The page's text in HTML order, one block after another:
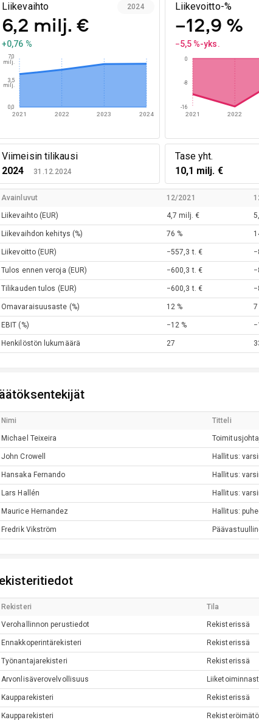
Liikevaihto
6,2 milj. €
+0,76 %
2024
2021 2022 2023 2024
0,0
3,5
milj.
7,0
milj.
Liikevoitto-%
−12,9 %
−5,5 %-yks.
2021 2022
-16
-8
0
Viimeisin tilikausi
2024
31.12.2024
Tase yht.
10,1 milj. €
Avainluvut 12/2021
Liikevaihto (EUR) 4,7 milj. €
Liikevaihdon kehitys (%) 76 %
Liikevoitto (EUR) −557,3 t. €
Tulos ennen veroja (EUR) −600,3 t. €
Tilikauden tulos (EUR) −600,3 t. €
Omavaraisuusaste (%) 12 % 7
EBIT (%) −12 %
Henkilöstön lukumäärä 27
Nimi Titteli
Michael Teixeira
John Crowell Hallitus:
Hansaka Fernando Hallitus:
Lars Hallén Hallitus:
Maurice Hernandez Hallitus:
Fredrik Vikström
Rekisteri Tila
Verohallinnon perustiedot Rekisterissä
Ennakkoperintärekisteri Rekisterissä
Työnantajarekisteri Rekisterissä
Arvonlisäverovelvollisuus
Kaupparekisteri Rekisterissä
Kaupparekisteri